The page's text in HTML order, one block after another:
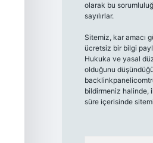
olarak bu
sayılırlar.
Sitemiz, kar amacı
ücretsiz bir bilgi
Hukuka ve yasal
olduğunu
bildirmeniz halinde,
süre içerisinde